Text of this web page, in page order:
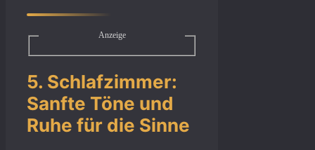
Anzeige
5. Schlafzimmer:
Sanfte Töne und
Ruhe für die Sinne